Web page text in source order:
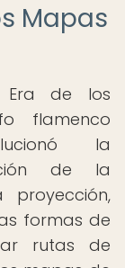
Mapas
Era de los
flamenco
la
de la
proyección,
formas de
rutas de